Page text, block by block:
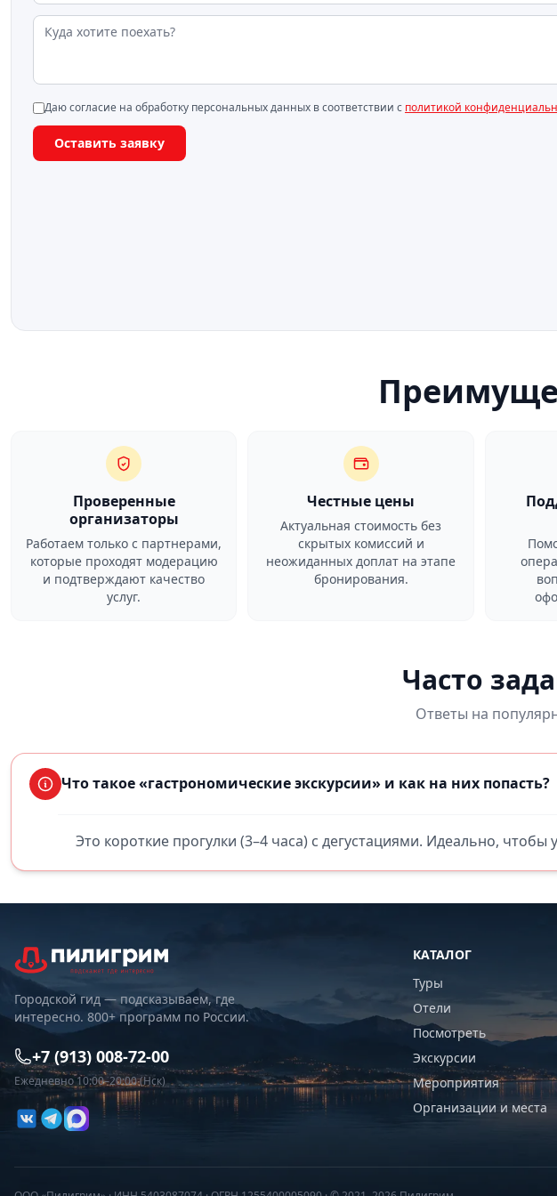
Даю согласие на обработку персональных данных в соответствии с политикой
Оставить заявку
Проверенные
организаторы
Работаем только с партнерами,
которые проходят модерацию
и подтверждают качество
услуг.
Честные цены
Актуальная стоимость без
скрытых комиссий и
неожиданных доплат на этапе
бронирования.
Часто
Ответы на
Что такое «гастрономические экскурсии» и как на них попасть?
Это короткие прогулки (3–4 часа) с дегустациями. Идеально,
Городской гид — подсказываем, где
интересно. 800+ программ по России.
+7 (913) 008-72-00
Ежедневно 10:00–20:00 (Нск)
КАТАЛОГ
Туры
Отели
Посмотреть
Экскурсии
Мероприятия
Организации и места